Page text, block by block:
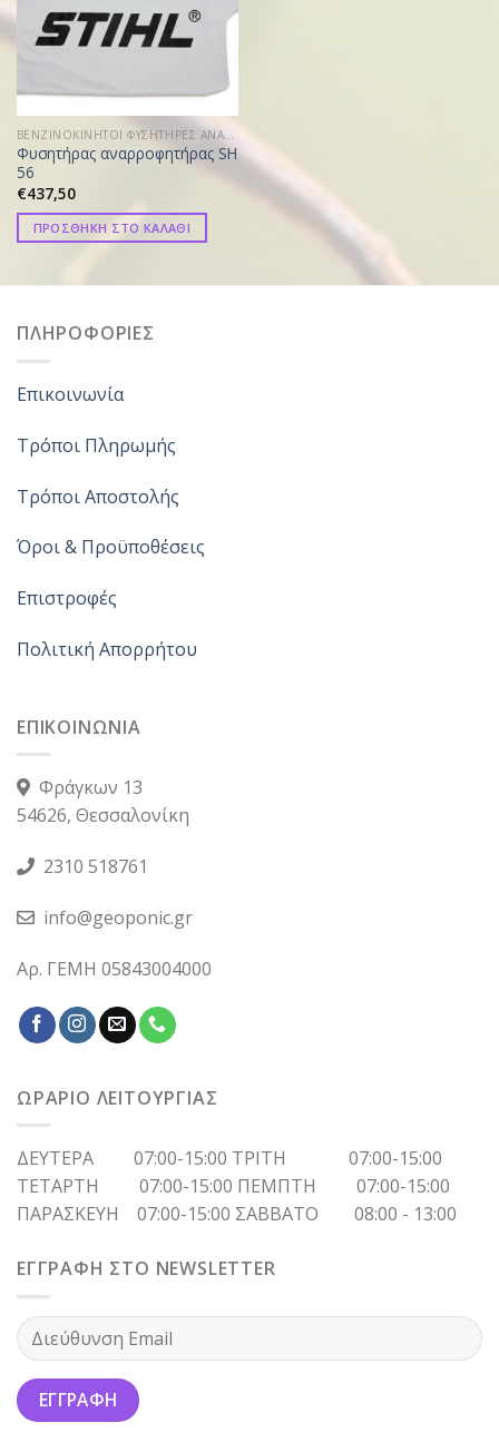
Φυσητήρας αναρροφητήρας SH
56
€437,50
ΠΡΟΣΘΗΚΗ ΣΤΟ ΚΑΛΑΘΙ
ΠΛΗΡΟΦΟΡΙΕΣ
Επικοινωνία
Τρόποι Πληρωμής
Τρόποι Αποστολής
Όροι & Προϋποθέσεις
Επιστροφές
Πολιτική Απορρήτου
ΕΠΙΚΟΙΝΩΝΙΑ
Φράγκων 13
54626, Θεσσαλονίκη
2310 518761
info@geoponic.gr
Αρ. ΓΕΜΗ 05843004000
ΩΡΑΡΙΟ ΛΕΙΤΟΥΡΓΙΑΣ
ΔΕΥΤΕΡΑ 07:00-15:00 ΤΡΙΤΗ 07:00-15:00
ΤΕΤΑΡΤΗ 07:00-15:00 ΠΕΜΠΤΗ 07:00-15:00
ΠΑΡΑΣΚΕΥΗ 07:00-15:00 ΣΑΒΒΑΤΟ 08:00 - 13:00
ΕΓΓΡΑΦΗ ΣΤΟ NEWSLETTER